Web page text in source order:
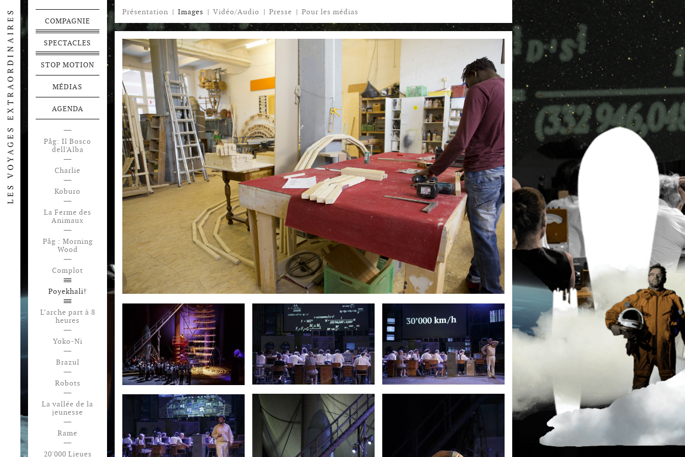
Présentation | Images | Vidéo/Audio | Presse | Pour les médias
COMPAGNIE
SPECTACLES
STOP MOTION
MÉDIAS
AGENDA
Påg: Il Bosco
dell'Alba
Charlie
Koburo
La Ferme des
Animaux
Påg : Morning
Wood
Complot
Poyekhali!
L’arche part à 8
heures
Yoko-Ni
Brazul
Robots
La vallée de la
jeunesse
Rame
20'000 Lieues
Festen
Voyage en
Pamukalie